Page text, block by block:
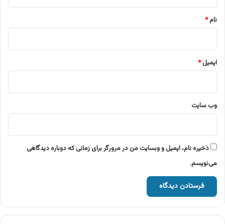
نام*
ایمیل*
وب‌ سایت
ذخیره نام، ایمیل و وبسایت من در مرورگر برای زمانی که دوباره دیدگاهی
می‌نویسم.